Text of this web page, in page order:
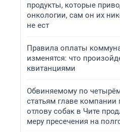
продукты, которые
онкологии, сам он их
не ест
Правила оплаты
изменятся: что
квитанциями
Обвиняемому по
статьям главе компании
отлову собак в Чите
меру пресечения на